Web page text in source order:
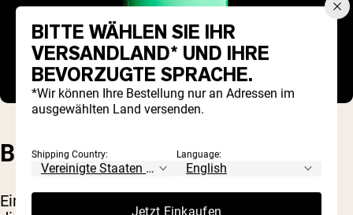
BEQUEMLICHKEIT
Einer der größten Vorteile von Proteinpulvern ist
BITTE WÄHLEN SIE IHR
VERSANDLAND* UND IHRE
BEVORZUGTE SPRACHE.
*Wir können Ihre Bestellung nur an Adressen im
ausgewählten Land versenden.
Shipping Country: Language:
Jetzt Einkaufen